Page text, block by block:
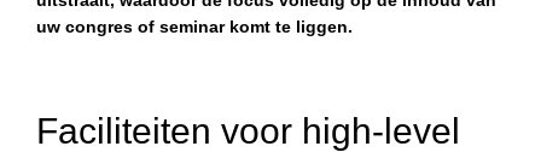
uw congres of seminar komt te liggen.
Faciliteiten voor high-level